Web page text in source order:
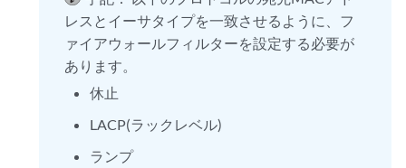
レスとイーサタイプを一致させるように、フ
ァイアウォールフィルターを設定する必要が
あります。
休止
LACP(ラックレベル)
ランプ